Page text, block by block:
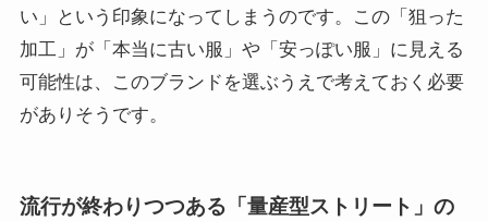
い」という印象になってしまうのです。この「狙った
加工」が「本当に古い服」や「安っぽい服」に見える
可能性は、このブランドを選ぶうえで考えておく必要
がありそうです。
流行が終わりつつある「量産型ストリート」の